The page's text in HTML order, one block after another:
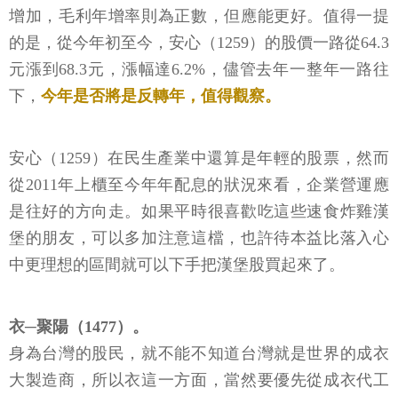
增加，毛利年增率則為正數，但應能更好。值得一提
的是，從今年初至今，安心（1259）的股價一路從64.3
元漲到68.3元，漲幅達6.2%，儘管去年一整年一路往
下， 今年是否將是反轉年，值得觀察。
安心（1259）在民生產業中還算是年輕的股票，然而
從2011年上櫃至今年年配息的狀況來看，企業營運應
是往好的方向走。如果平時很喜歡吃這些速食炸雞漢
堡的朋友，可以多加注意這檔，也許待本益比落入心
中更理想的區間就可以下手把漢堡股買起來了。
衣─聚陽（1477）。
身為台灣的股民，就不能不知道台灣就是世界的成衣
大製造商，所以衣這一方面，當然要優先從成衣代工